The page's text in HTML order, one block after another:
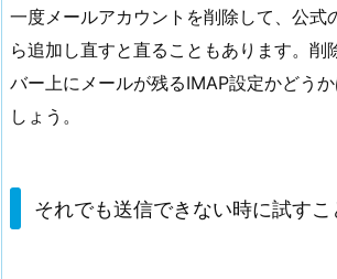
一度メールアカウントを削除して、公式
ら追加し直すと直ることもあります。削
バー上にメールが残るIMAP設定かどう
しょう。
それでも送信できない時に試すこ